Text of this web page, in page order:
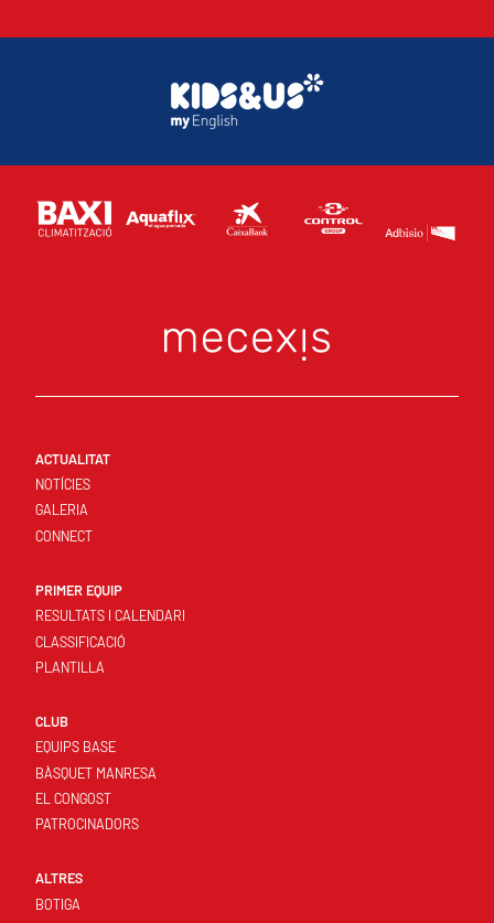
ACTUALITAT
NOTÍCIES
GALERIA
CONNECT
PRIMER EQUIP
RESULTATS I CALENDARI
CLASSIFICACIÓ
PLANTILLA
CLUB
EQUIPS BASE
BÀSQUET MANRESA
EL CONGOST
PATROCINADORS
ALTRES
BOTIGA